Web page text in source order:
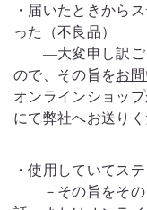
・届いたときから
った（不良品）
―大変申し訳ござ
ので、 その旨をお
オンラインショッ
にて弊社へお送りく
・使用していてス
－その旨をその